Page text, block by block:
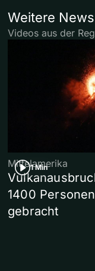
Weitere News
Videos aus der
1 Min
Mittelamerika
1400
gebracht